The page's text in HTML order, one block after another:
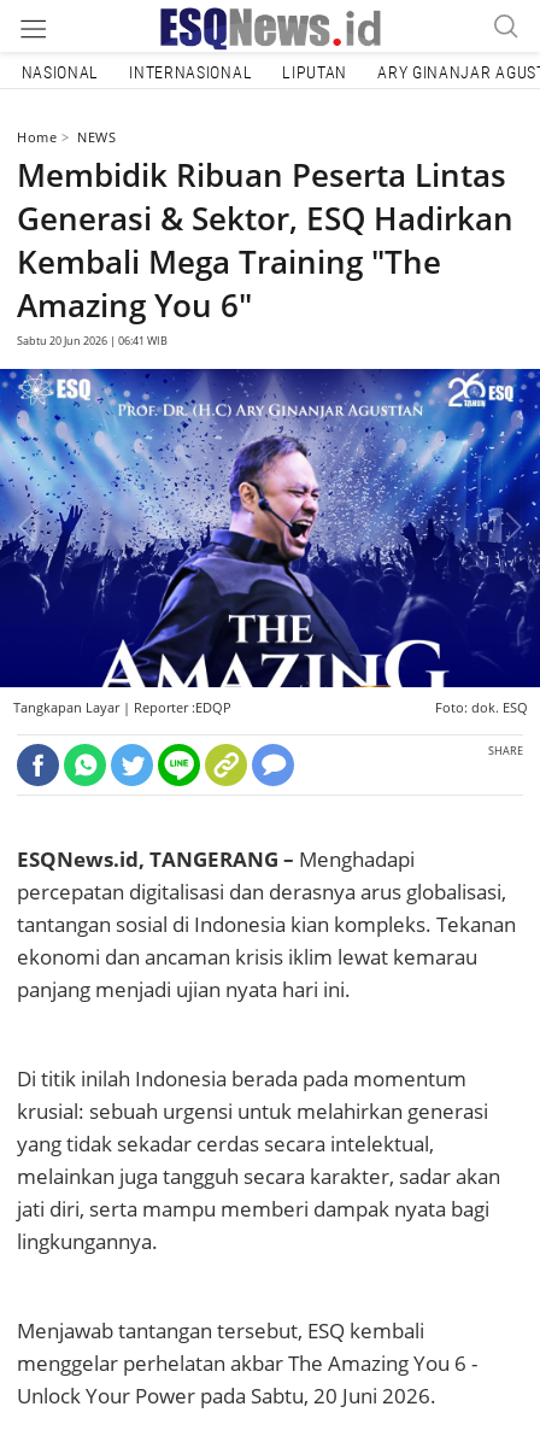
NASIONAL INTERNASIONAL LIPUTAN ARY GINANJAR
Home NEWS
Membidik Ribuan Peserta Lintas
Generasi & Sektor, ESQ Hadirkan
Kembali Mega Training "The
Amazing You 6"
Sabtu 20 Jun 2026 | 06:41 WIB
Tangkapan Layar | Reporter :EDQP Foto: dok. ESQ
SHARE
ESQNews.id, TANGERANG – ​Menghadapi
percepatan digitalisasi dan derasnya arus globalisasi,
tantangan sosial di Indonesia kian kompleks. Tekanan
ekonomi dan ancaman krisis iklim lewat kemarau
panjang menjadi ujian nyata hari ini.
Di titik inilah Indonesia berada pada momentum
krusial: sebuah urgensi untuk melahirkan generasi
yang tidak sekadar cerdas secara intelektual,
melainkan juga tangguh secara karakter, sadar akan
jati diri, serta mampu memberi dampak nyata bagi
lingkungannya.
Menjawab tantangan tersebut, ESQ kembali
menggelar perhelatan akbar The Amazing You 6 -
Unlock Your Power pada Sabtu, 20 Juni 2026.